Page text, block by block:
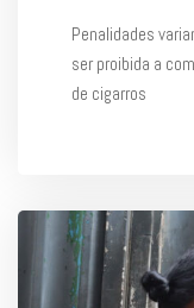
Penalidades
ser proibida a
de cigarros